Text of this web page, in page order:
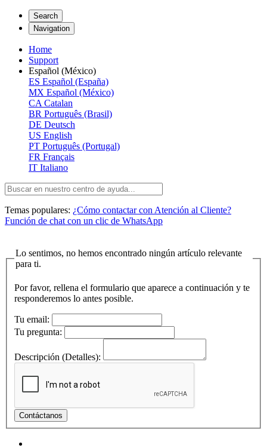
Search
Navigation
Home
Support
Español (México)
ES Español (España)
MX Español (México)
CA Catalan
BR Português (Brasil)
DE Deutsch
US English
PT Português (Portugal)
FR Français
IT Italiano
Temas populares: ¿Cómo contactar con Atención al Cliente?
Función de chat con un clic de WhatsApp
Lo sentimos, no hemos encontrado ningún artículo relevante
para ti.
Por favor, rellena el formulario que aparece a continuación y te
responderemos lo antes posible.
Tu email:
Tu pregunta:
Descripción (Detalles):